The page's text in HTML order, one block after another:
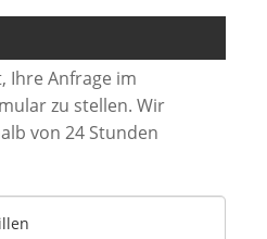
Ihre Anfrage im
zu stellen. Wir
von 24 Stunden